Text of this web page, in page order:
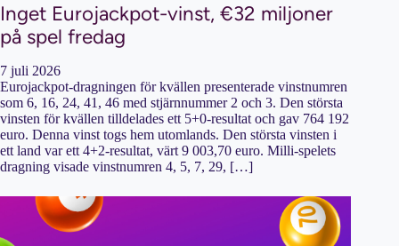
Inget Eurojackpot-vinst, €32 miljoner
på spel fredag
7 juli 2026
Eurojackpot-dragningen för kvällen presenterade vinstnumren
som 6, 16, 24, 41, 46 med stjärnnummer 2 och 3. Den största
vinsten för kvällen tilldelades ett 5+0-resultat och gav 764 192
euro. Denna vinst togs hem utomlands. Den största vinsten i
ett land var ett 4+2-resultat, värt 9 003,70 euro. Milli-spelets
dragning visade vinstnumren 4, 5, 7, 29, […]